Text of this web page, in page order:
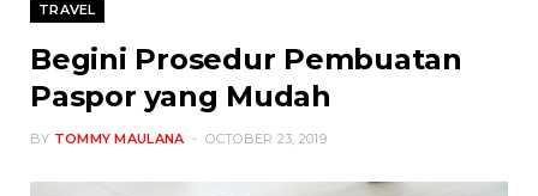
TRAVEL
Begini Prosedur Pembuatan
Paspor yang Mudah
BY TOMMY MAULANA OCTOBER 23, 2019